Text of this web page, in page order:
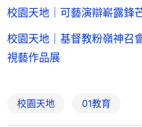
校園天地｜可藝演辯嶄露
校園天地｜基督教粉嶺神召
視藝作品展
校園天地 01教育